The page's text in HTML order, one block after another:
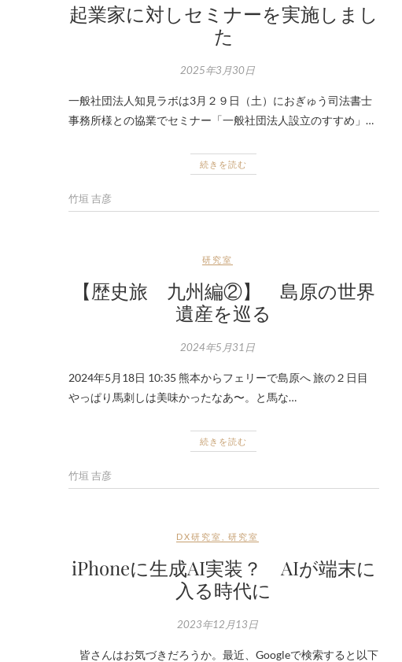
起業家に対しセミナーを実施しまし
た
2025年3月30日
一般社団法人知見ラボは3月２９日（土）におぎゅう司法書士
事務所様との協業でセミナー「一般社団法人設立のすすめ」…
続きを読む
竹垣 吉彦
研究室
【歴史旅 九州編②】 島原の世界
遺産を巡る
2024年5月31日
2024年5月18日 10:35 熊本からフェリーで島原へ 旅の２日目
やっぱり馬刺しは美味かったなあ〜。と馬な…
続きを読む
竹垣 吉彦
DX研究室 ,研究室
iPhoneに生成AI実装？ AIが端末に
入る時代に
2023年12月13日
皆さんはお気づきだろうか。最近、Googleで検索すると以下